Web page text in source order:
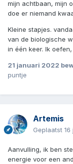
mijn achtbaan, mijn
doe er niemand
Kleine stapjes.
van de biologische
in één keer. Ik oefen,
21 januari 2022
puntje
Artemis
Geplaatst 16
Aanvulling, ik ben
energie voor een